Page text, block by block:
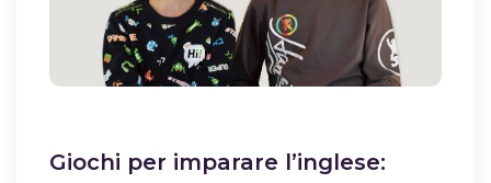
Giochi per imparare l’inglese: